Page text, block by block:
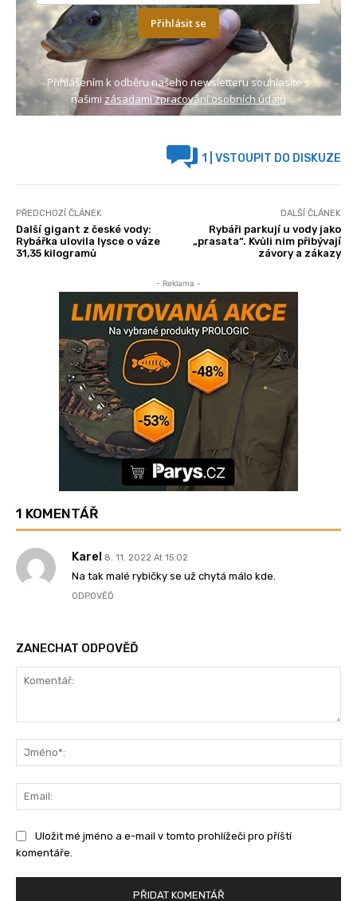
Přihlásit se
Přihlášením k odběru našeho newsletteru souhlasíte s
našimi zásadami zpracování osobních údajů
1 | VSTOUPIT DO DISKUZE
PŘEDCHOZÍ ČLÁNEK
Další gigant z české vody:
Rybářka ulovila lysce o váze
31,35 kilogramů
DALŠÍ ČLÁNEK
Rybáři parkují u vody jako
„prasata“. Kvůli nim přibývají
závory a zákazy
- Reklama -
1 KOMENTÁŘ
Karel 8. 11. 2022 At 15:02
Na tak malé rybičky se už chytá málo kde.
ODPOVĚĎ
ZANECHAT ODPOVĚĎ
Uložit mé jméno a e-mail v tomto prohlížeči pro příští
komentáře.